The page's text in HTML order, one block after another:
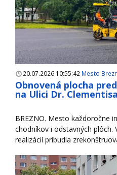
20.07.2026 10:55:42 Mesto
Obnovená plocha
na Ulici Dr. Clementisa
BREZNO. Mesto každoročne
chodníkov i odstavných plôch.
realizácií pribudla